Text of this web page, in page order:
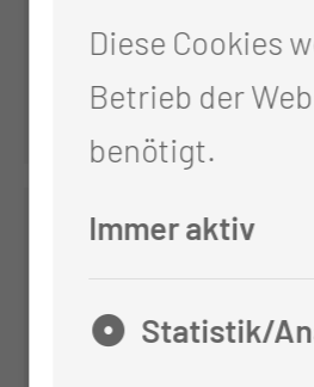
Zentrum
Diese Cookies
Betrieb der
benötigt.
Immer aktiv
Statistik/